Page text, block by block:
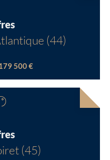
(44)
500 €
(45)